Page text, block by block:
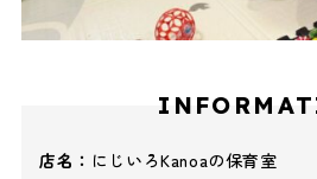
店名： にじいろKanoaの保育室